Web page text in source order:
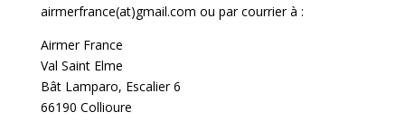
airmerfrance(at)gmail.com ou par courrier à :
Airmer France
Val Saint Elme
Bât Lamparo, Escalier 6
66190 Collioure